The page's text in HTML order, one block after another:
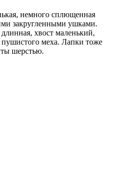
немного сплющенная
закругленными ушками.
хвост маленький,
пушистого меха. Лапки тоже
шерстью.